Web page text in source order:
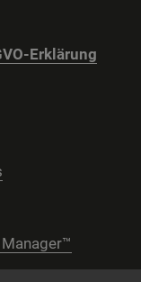
Erklärung